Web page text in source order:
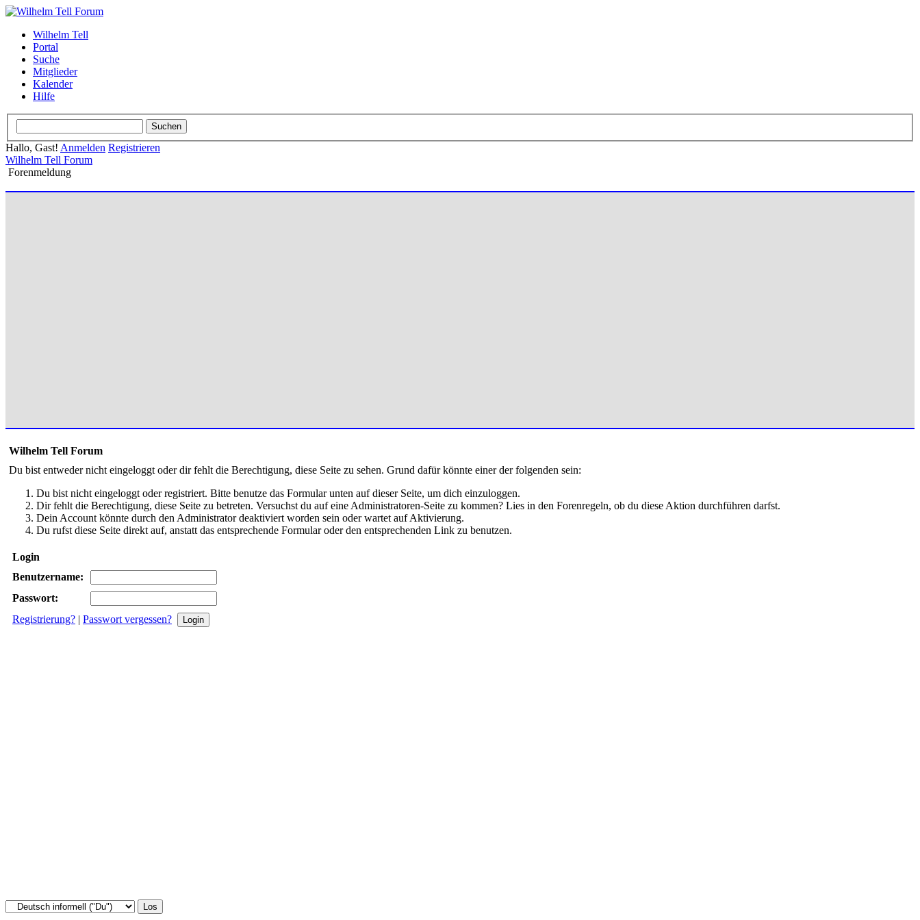
Wilhelm Tell
Portal
Suche
Mitglieder
Kalender
Hilfe
Hallo, Gast! Anmelden Registrieren
Wilhelm Tell Forum
Forenmeldung
Wilhelm Tell Forum
Du bist entweder nicht eingeloggt oder dir fehlt die Berechtigung, diese Seite zu sehen. Grund dafür könnte einer der folgenden sein:
Du bist nicht eingeloggt oder registriert. Bitte benutze das Formular unten auf dieser Seite, um dich einzuloggen.
Dir fehlt die Berechtigung, diese Seite zu betreten. Versuchst du auf eine Administratoren-Seite zu kommen? Lies in den Forenregeln, ob du diese Aktion durchführen darfst.
Dein Account könnte durch den Administrator deaktiviert worden sein oder wartet auf Aktivierung.
Du rufst diese Seite direkt auf, anstatt das entsprechende Formular oder den entsprechenden Link zu benutzen.
Login
Benutzername:
Passwort:
Registrierung? | Passwort vergessen?